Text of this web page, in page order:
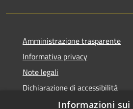
Amministrazione trasparente
Informativa privacy
Note legali
Dichiarazione di accessibilità
Informazioni sui